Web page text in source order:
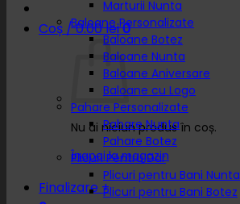
Coș /0.00lei0
Nu ai niciun produs în coș.
Înapoi la magazin
Finalizare +
Marturii Nunta
Baloane Personalizate
Baloane Botez
Baloane Nunta
Baloane Aniversare
Baloane cu Logo
Pahare Personalizate
Pahare Nunta
Pahare Botez
Plicuri Pentru Dar
Plicuri pentru Bani Nunta
Plicuri pentru Bani Botez